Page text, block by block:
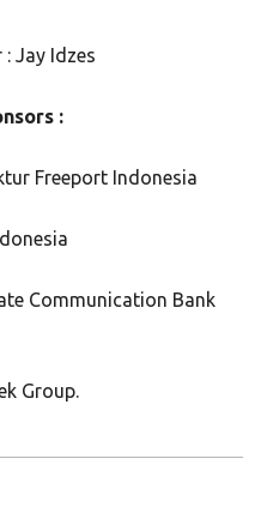
: Jay Idzes
:
Freeport Indonesia
Communication Bank
Group.